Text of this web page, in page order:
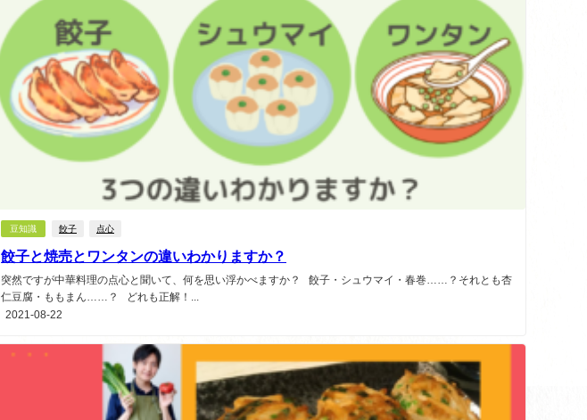
豆知識 餃子 点心
餃子と焼売とワンタンの違いわかりますか？
突然ですが中華料理の点心と聞いて、何を思い浮かべますか？ 餃子・シュウマイ・春巻……？それとも杏
仁豆腐・ももまん……？ どれも正解！...
2021-08-22